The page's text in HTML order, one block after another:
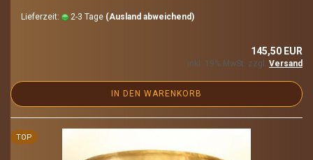
Lieferzeit: 2-3 Tage (Ausland abweichend)
145,50 EUR
inkl. 19% MwSt. zzgl. Versand
IN DEN WARENKORB
TOP